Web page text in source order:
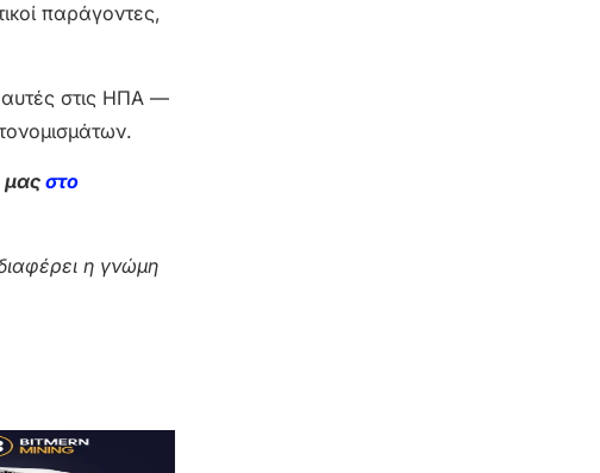
παράγοντες,
αυτές στις ΗΠΑ —
μας στο
η γνώμη